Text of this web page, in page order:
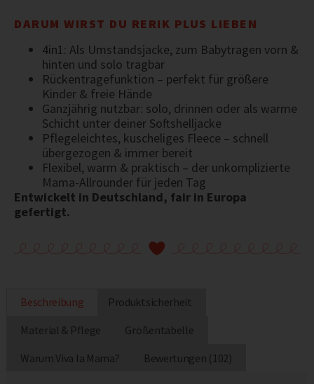
DARUM WIRST DU RERIK PLUS LIEBEN
4in1: Als Umstandsjacke, zum Babytragen vorn &
hinten und solo tragbar
Rückentragefunktion – perfekt für größere
Kinder & freie Hände
Ganzjährig nutzbar: solo, drinnen oder als warme
Schicht unter deiner Softshelljacke
Pflegeleichtes, kuscheliges Fleece – schnell
übergezogen & immer bereit
Flexibel, warm & praktisch – der unkomplizierte
Mama-Allrounder für jeden Tag
Entwickelt in Deutschland, fair in Europa
gefertigt.
Beschreibung
Produktsicherheit
Material & Pflege
Größentabelle
Warum Viva la Mama?
Bewertungen (102)